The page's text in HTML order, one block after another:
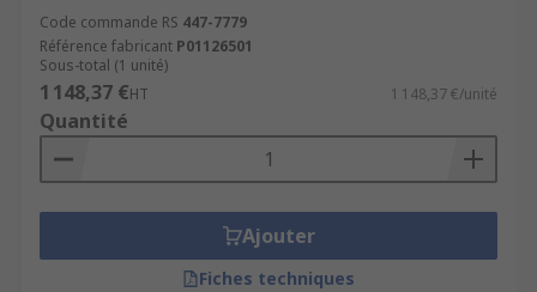
Code commande RS 447-7779
Référence fabricant P01126501
Sous-total (1 unité)
1 148,37 €HT 1 148,37 €/unité
Quantité
Ajouter
Fiches techniques